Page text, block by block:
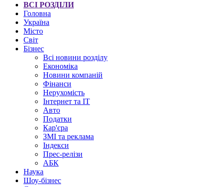
ВСІ РОЗДІЛИ
Головна
Україна
Місто
Світ
Бізнес
Всі новини розділу
Економіка
Новини компаній
Фінанси
Нерухомість
Інтернет та IT
Авто
Податки
Кар'єра
ЗМІ та реклама
Індекси
Прес-релізи
АБК
Наука
Шоу-бізнес